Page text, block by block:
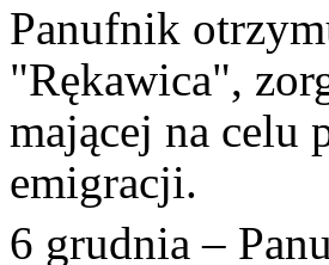
Panufnik
"Rękawica",
mającej na celu
emigracji.
6 grudnia –